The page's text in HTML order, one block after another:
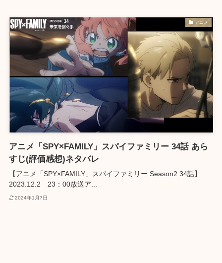
アニメ
アニメ「SPY×FAMILY」スパイファミリー 34話 あら
すじ(評価感想)ネタバレ
【アニメ「SPY×FAMILY」スパイファミリー Season2 34話】
2023.12.2 23：00放送ア...
2024年1月7日